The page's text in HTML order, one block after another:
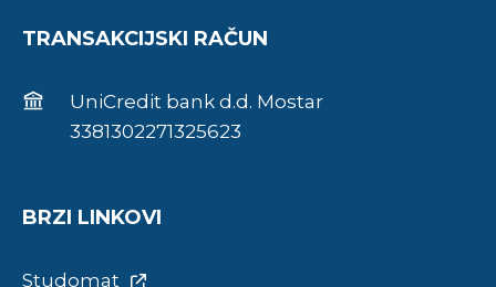
TRANSAKCIJSKI RAČUN
UniCredit bank d.d. Mostar
3381302271325623
BRZI LINKOVI
Studomat